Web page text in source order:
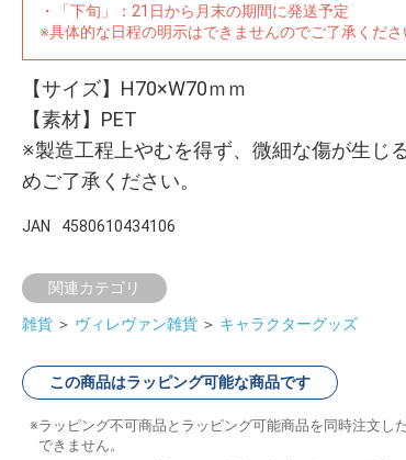
・「下旬」：21日から月末の期間に発送予定
※具体的な日程の明示はできませんのでご了承くださ
【サイズ】H70×W70ｍｍ
【素材】PET
※製造工程上やむを得ず、微細な傷が生じ
めご了承ください。
JAN 4580610434106
関連カテゴリ
雑貨 ＞ ヴィレヴァン雑貨 ＞ キャラクターグッズ
この商品はラッピング可能な商品です
ラッピング不可商品とラッピング可能商品を同時注文し
できません。